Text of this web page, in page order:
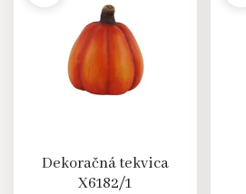
Dekoračná tekvica
X6182/1